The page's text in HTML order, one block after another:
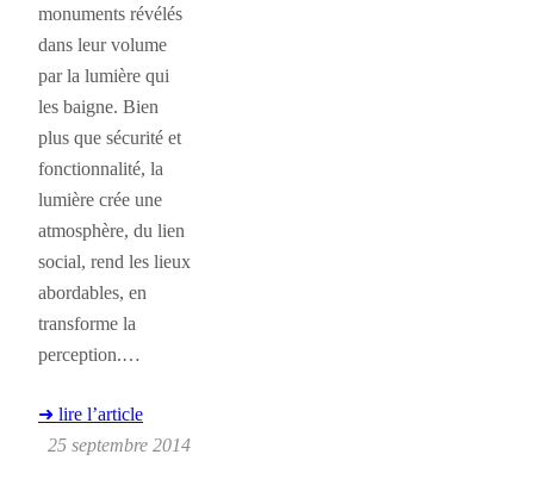
monuments révélés
dans leur volume
par la lumière qui
les baigne. Bien
plus que sécurité et
fonctionnalité, la
lumière crée une
atmosphère, du lien
social, rend les lieux
abordables, en
transforme la
perception.…
➜ lire l’article
25 septembre 2014